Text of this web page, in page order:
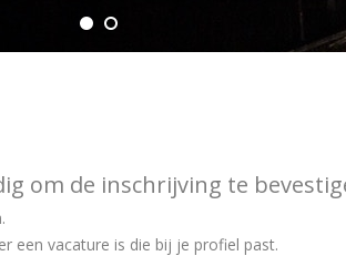
om de inschrijving te
een vacature is die bij je profiel past.